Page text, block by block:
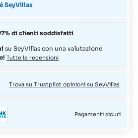
SeyVillas
di clienti soddisfatti
su SeyVillas con una valutazione
Tutte le recensioni
Trova su Trustpilot opinioni su SeyVillas
Pagamenti sicuri